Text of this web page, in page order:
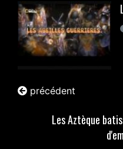
précédent
Les Aztèque